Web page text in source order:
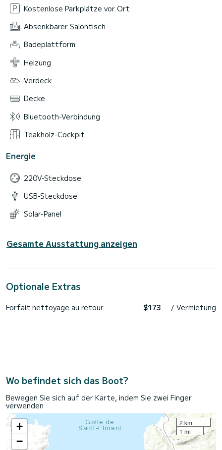
Kostenlose Parkplätze vor Ort
Absenkbarer Salontisch
Badeplattform
Heizung
Verdeck
Decke
Bluetooth-Verbindung
Teakholz-Cockpit
Energie
220V-Steckdose
USB-Steckdose
Solar-Panel
Gesamte Ausstattung anzeigen
Optionale Extras
Forfait nettoyage au retour $173 / Vermietung
Wo befindet sich das Boot?
Bewegen Sie sich auf der Karte, indem Sie zwei Finger
verwenden
+
−
2 km
1 mi